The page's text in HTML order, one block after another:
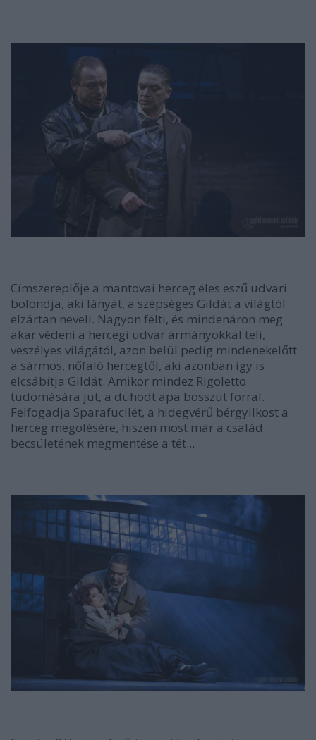
Címszereplője a mantovai herceg éles eszű udvari
bolondja, aki lányát, a szépséges Gildát a világtól
elzártan neveli. Nagyon félti, és mindenáron meg
akar védeni a hercegi udvar ármányokkal teli,
veszélyes világától, azon belül pedig mindenekelőtt
a sármos, nőfaló hercegtől, aki azonban így is
elcsábítja Gildát. Amikor mindez Rigoletto
tudomására jut, a dühödt apa bosszút forral.
Felfogadja Sparafucilét, a hidegvérű bérgyilkost a
herceg megölésére, hiszen most már a család
becsületének megmentése a tét...